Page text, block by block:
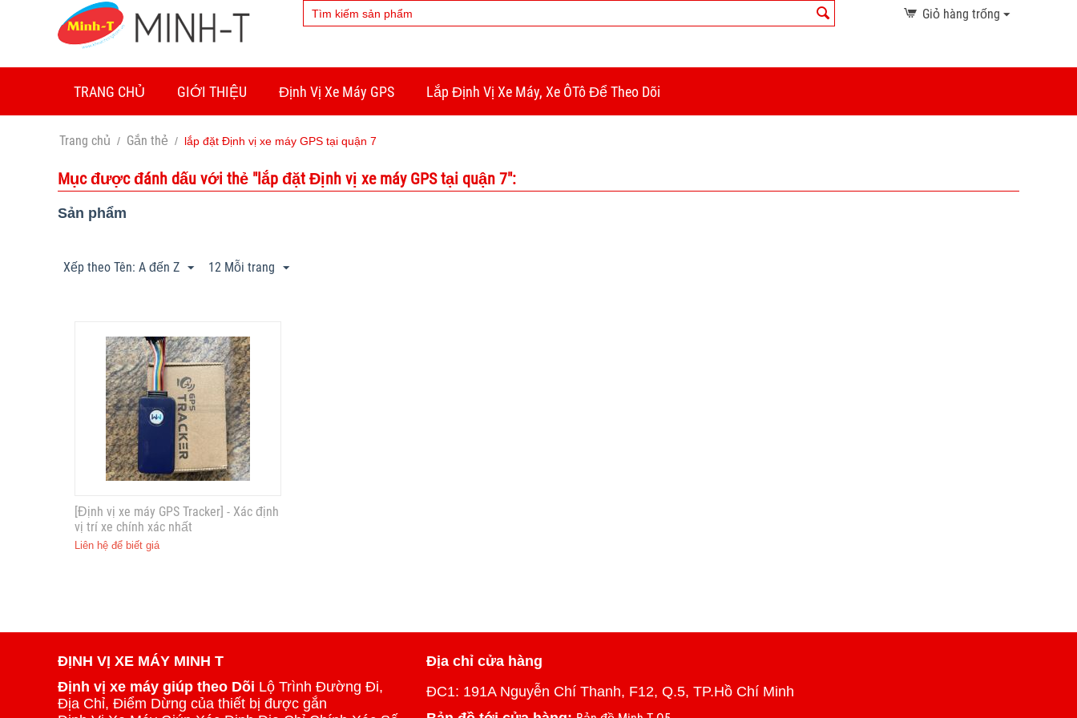
Giỏ hàng trống
TRANG CHỦ GIỚI THIỆU Định Vị Xe Máy GPS Lắp Định Vị Xe Máy, Xe ÔTô Để Theo Dõi
Trang chủ / Gắn thẻ / lắp đặt Định vị xe máy GPS tại quận 7
Mục được đánh dấu với thẻ "lắp đặt Định vị xe máy GPS tại quận 7":
Sản phẩm
Xếp theo Tên: A đến Z 12 Mỗi trang
[Định vị xe máy GPS Tracker] - Xác định
vị trí xe chính xác nhất
Liên hệ để biết giá
ĐỊNH VỊ XE MÁY MINH T
Định vị xe máy giúp theo Dõi Lộ Trình Đường Đi,
Địa Chỉ, Điểm Dừng của thiết bị được gắn
Địa chỉ cửa hàng
ĐC1: 191A Nguyễn Chí Thanh, F12, Q.5, TP.Hồ Chí Minh